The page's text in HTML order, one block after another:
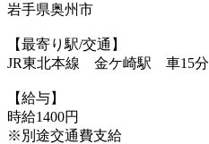
岩手県奥州市
【最寄り駅/交通】
JR東北本線 金ケ崎駅 車15分
【給与】
時給1400円
※別途交通費支給